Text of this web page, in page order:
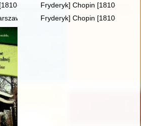
1849]
Fryderyk] Chopin [1810-1849].
pod zaborem rosyjskim
Fryderyk] Chopin [1810-1849].